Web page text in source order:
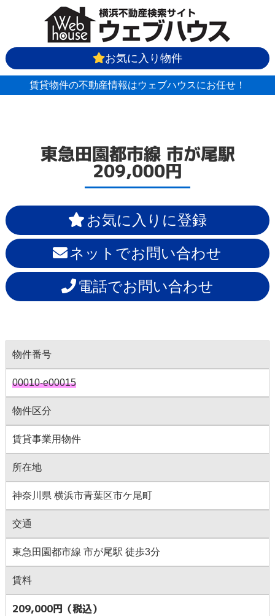
お気に入り物件
賃貸物件の不動産情報はウェブハウスにお任せ！
東急田園都市線 市が尾駅
209,000円
お気に入りに登録
ネットでお問い合わせ
電話でお問い合わせ
物件番号
00010-e00015
物件区分
賃貸事業用物件
所在地
神奈川県 横浜市青葉区市ケ尾町
交通
東急田園都市線 市が尾駅 徒歩3分
賃料
209,000円（税込）